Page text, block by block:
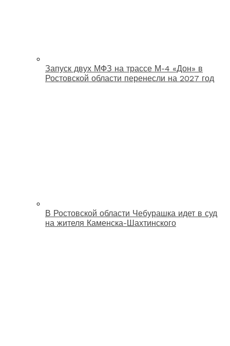
Запуск двух МФЗ на трассе М-4 «Дон» в
Ростовской области перенесли на 2027 год
В Ростовской области Чебурашка идет в суд
на жителя Каменска-Шахтинского